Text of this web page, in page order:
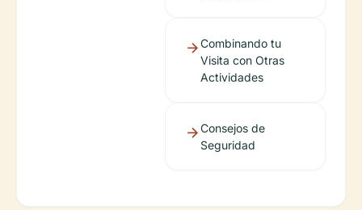
Combinando tu
Visita con Otras
Actividades
Consejos de
Seguridad